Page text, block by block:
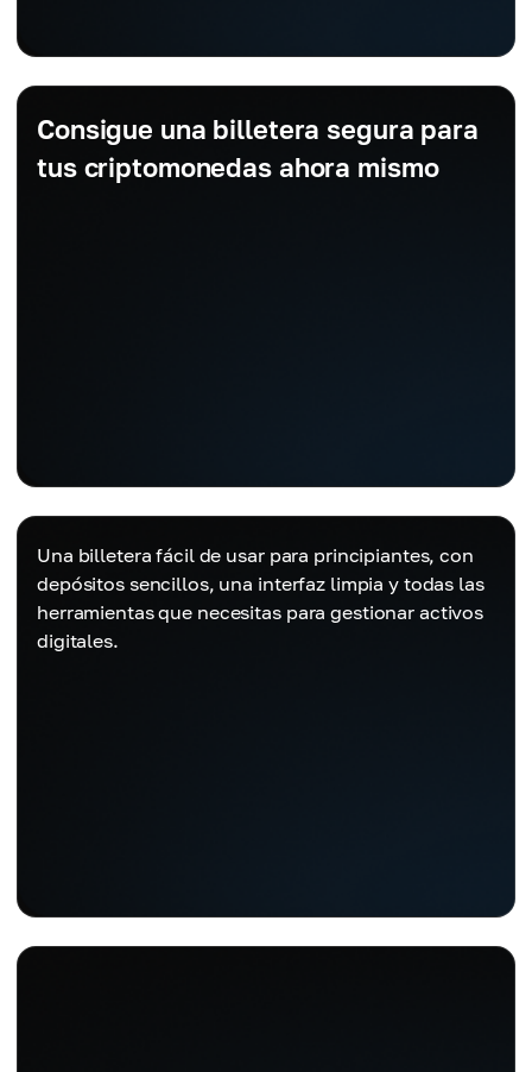
Consigue una billetera segura para
tus criptomonedas ahora mismo
Una billetera fácil de usar para principiantes, con
depósitos sencillos, una interfaz limpia y todas las
herramientas que necesitas para gestionar activos
digitales.